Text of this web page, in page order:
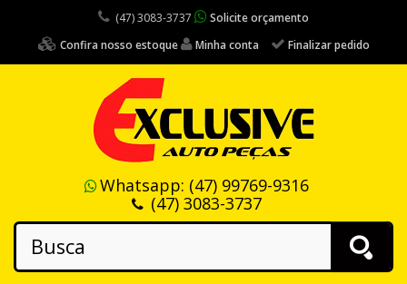
(47) 3083-3737
Solicite orçamento
Confira nosso estoque
Minha conta Finalizar pedido
Whatsapp: (47) 99769-9316
(47) 3083-3737